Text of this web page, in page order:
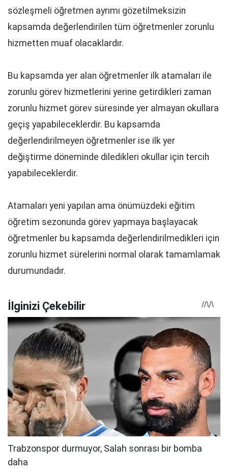
sözleşmeli öğretmen ayrımı gözetilmeksizin
kapsamda değerlendirilen tüm öğretmenler zorunlu
hizmetten muaf olacaklardır.
Bu kapsamda yer alan öğretmenler ilk atamaları ile
zorunlu görev hizmetlerini yerine getirdikleri zaman
zorunlu hizmet görev süresinde yer almayan okullara
geçiş yapabileceklerdir. Bu kapsamda
değerlendirilmeyen öğretmenler ise ilk yer
değiştirme döneminde diledikleri okullar için tercih
yapabileceklerdir.
Atamaları yeni yapılan ama önümüzdeki eğitim
öğretim sezonunda görev yapmaya başlayacak
öğretmenler bu kapsamda değerlendirilmedikleri için
zorunlu hizmet sürelerini normal olarak tamamlamak
durumundadır.